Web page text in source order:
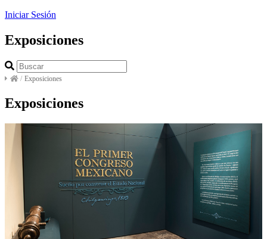
Iniciar Sesión
Exposiciones
/ Exposiciones
Exposiciones